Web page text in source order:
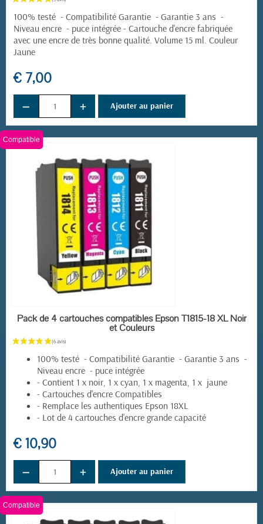
100% testé - Compatibilité Garantie - Garantie 3 ans -
Niveau encre - puce intégrée - Cartouche d'encre fabriquée
avec une encre de très bonne qualité. Volume 15 ml. Couleur
Jaune
€ 7,00
− + Ajouter au panier
EN STOCK
Compatible
Pack de 4 cartouches compatibles Epson T1815-18 XL Noir
et Couleurs
100% testé - Compatibilité Garantie - Garantie 3 ans -
Niveau encre - puce intégrée
- Contient 1 x noir, 1 x cyan, 1 x magenta, 1 x jaune
- Cartouches d'encre Compatibles
- Remplace les authentiques Epson 18XL
- Lot de 4 cartouches d'encre grande capacité
€ 10,90
− + Ajouter au panier
Compatible